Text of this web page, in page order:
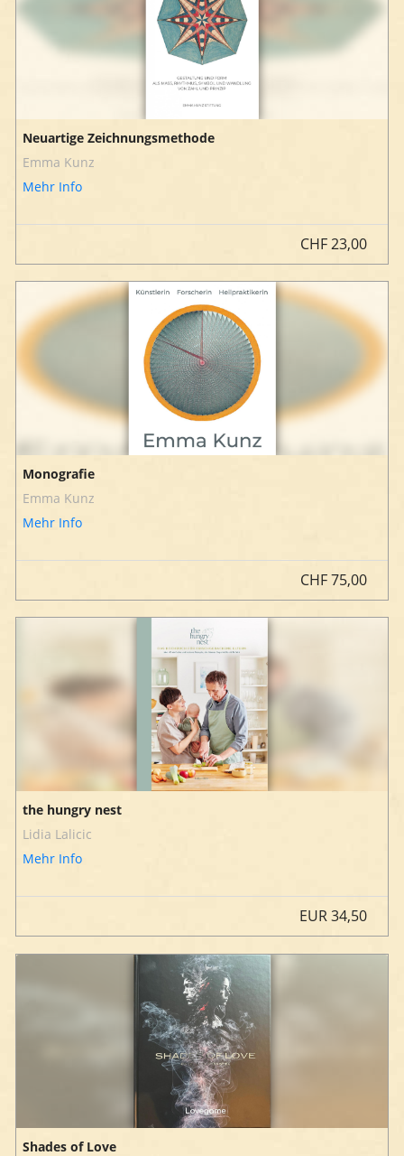
Neuartige Zeichnungsmethode
Emma Kunz
Mehr Info
CHF23,00
Monografie
Emma Kunz
Mehr Info
CHF75,00
the hungry nest
Lidia Lalicic
Mehr Info
EUR34,50
Shades of Love